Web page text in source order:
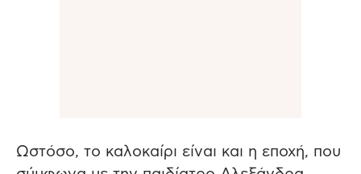
Ωστόσο, το καλοκαίρι είναι και η εποχή, που